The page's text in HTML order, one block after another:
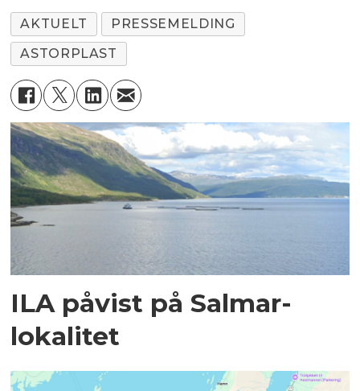
AKTUELT
PRESSEMELDING
ASTORPLAST
ILA påvist på Salmar-
lokalitet